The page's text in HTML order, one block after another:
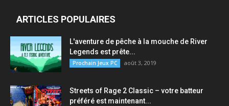
ARTICLES POPULAIRES
L'aventure de pêche à la mouche de River
Legends est prête...
Prochain Jeux PC août 3, 2019
Streets of Rage 2 Classic – votre batteur
préféré est maintenant...